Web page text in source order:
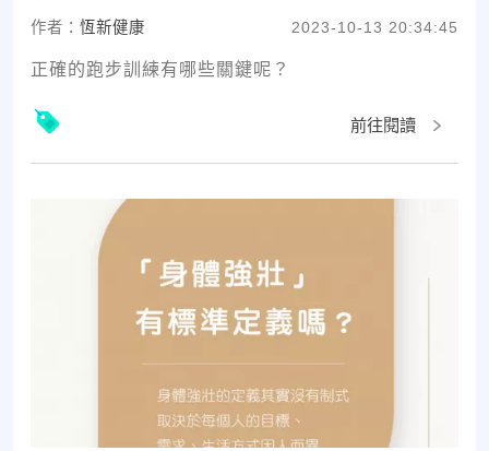
作者： 恆新健康 2023-10-13 20:34:45
正確的跑步訓練有哪些關鍵呢？
前往閱讀